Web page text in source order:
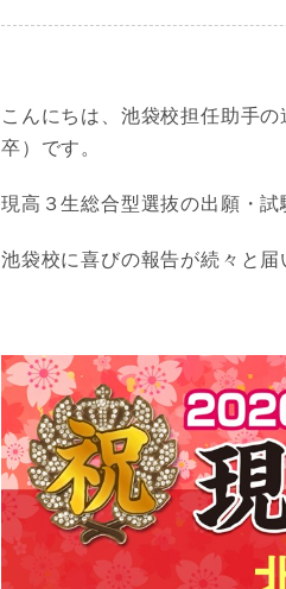
こんにちは、池袋校担任助手
卒）です。
現高３生総合型選抜の出願・試
池袋校に喜びの報告が続々と届